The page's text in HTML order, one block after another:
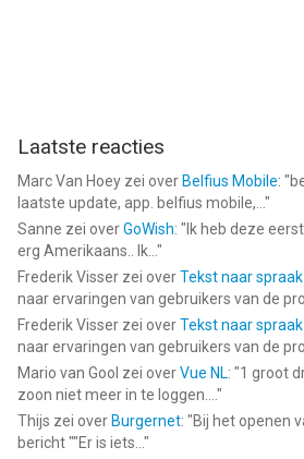
Laatste reacties
Marc Van Hoey zei over Belfius Mobile: "
laatste update, app. belfius mobile,... "
Sanne zei overGoWish: " Ik heb deze
erg Amerikaans.. Ik... "
Frederik Visser zei overTekst naar
naar ervaringen van gebruikers van de
Frederik Visser zei overTekst naar
naar ervaringen van gebruikers van de
Mario van Gool zei overVue NL: "1 groot
zoon niet meer in te loggen.... "
Thijs zei over Burgernet: "Bij het openen
bericht ""Er is iets... "